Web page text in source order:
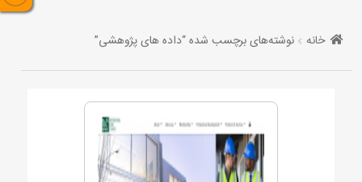
خانه نوشته‌های برچسب شده “داده های پژوهشی”